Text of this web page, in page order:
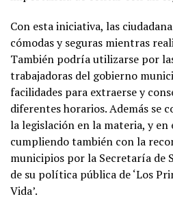
Con esta iniciativa, las
cómodas y seguras mientras
También podría utilizarse por
trabajadoras del gobierno
facilidades para extraerse y
diferentes horarios. Además se
la legislación en la materia, y en
cumpliendo también con la
municipios por la Secretaría de
de su política pública de ‘Los
Vida’.